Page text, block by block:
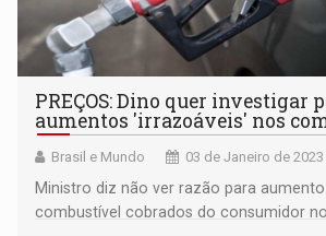
PREÇOS: Dino quer investigar
aumentos 'irrazoáveis' nos
Brasil e Mundo 03 de Janeiro de 2023
Ministro diz não ver razão para
combustível cobrados do consumidor